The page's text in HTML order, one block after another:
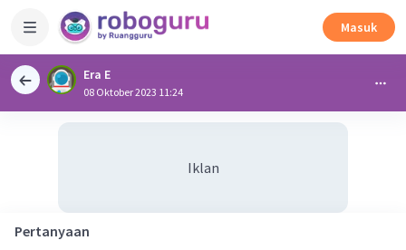
Masuk
Era E
08 Oktober 2023 11:24
Iklan
Pertanyaan